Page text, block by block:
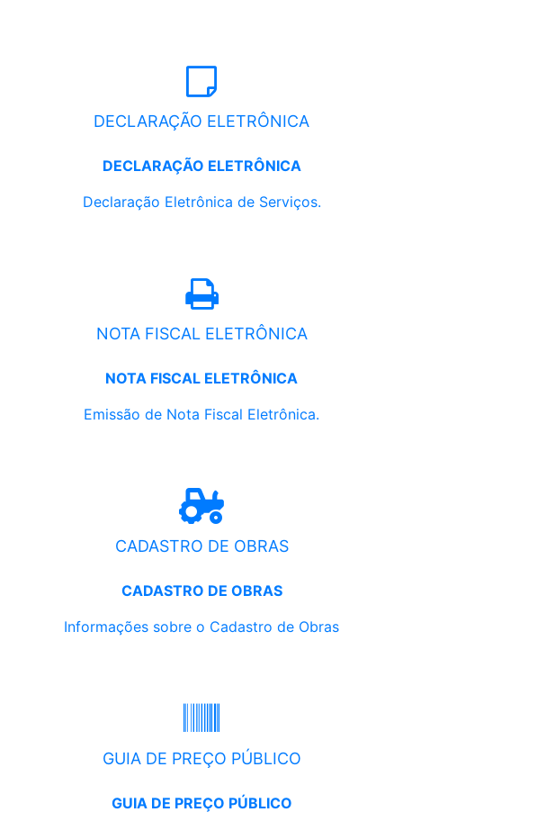
DECLARAÇÃO ELETRÔNICA
DECLARAÇÃO ELETRÔNICA
Declaração Eletrônica de Serviços.
NOTA FISCAL ELETRÔNICA
NOTA FISCAL ELETRÔNICA
Emissão de Nota Fiscal Eletrônica.
CADASTRO DE OBRAS
CADASTRO DE OBRAS
Informações sobre o Cadastro de Obras
GUIA DE PREÇO PÚBLICO
GUIA DE PREÇO PÚBLICO